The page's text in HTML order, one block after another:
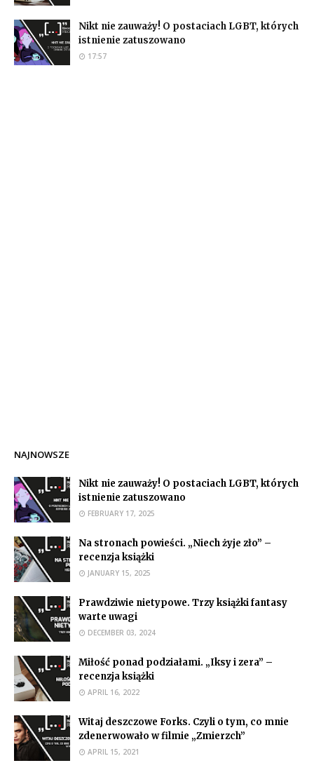
Nikt nie zauważy! O postaciach LGBT, których
istnienie zatuszowano
17:57
NAJNOWSZE
Nikt nie zauważy! O postaciach LGBT, których
istnienie zatuszowano
FEBRUARY 17, 2025
Na stronach powieści. „Niech żyje zło” –
recenzja książki
JANUARY 15, 2025
Prawdziwie nietypowe. Trzy książki fantasy
warte uwagi
DECEMBER 03, 2024
Miłość ponad podziałami. „Iksy i zera” –
recenzja książki
APRIL 16, 2022
Witaj deszczowe Forks. Czyli o tym, co mnie
zdenerwowało w filmie „Zmierzch”
APRIL 15, 2021